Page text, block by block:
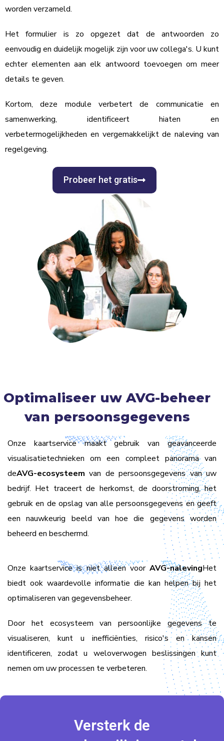
worden verzameld.
Het formulier is zo opgezet dat de antwoorden zo
eenvoudig en duidelijk mogelijk zijn voor uw collega's. U kunt
echter elementen aan elk antwoord toevoegen om meer
details te geven.
Kortom, deze module verbetert de communicatie en
samenwerking, identificeert hiaten en
verbetermogelijkheden en vergemakkelijkt de naleving van
regelgeving.
Probeer het gratis
Optimaliseer uw AVG-beheer
van persoonsgegevens
Onze kaartservice maakt gebruik van geavanceerde
visualisatietechnieken om een compleet panorama van
deAVG-ecosysteem van de persoonsgegevens van uw
bedrijf. Het traceert de herkomst, de doorstroming, het
gebruik en de opslag van alle persoonsgegevens en geeft
een nauwkeurig beeld van hoe die gegevens worden
beheerd en beschermd.
Onze kaartservice is niet alleen voor AVG-nalevingHet
biedt ook waardevolle informatie die kan helpen bij het
optimaliseren van gegevensbeheer.
Door het ecosysteem van persoonlijke gegevens te
visualiseren, kunt u inefficiënties, risico's en kansen
identificeren, zodat u weloverwogen beslissingen kunt
nemen om uw processen te verbeteren.
Versterk de